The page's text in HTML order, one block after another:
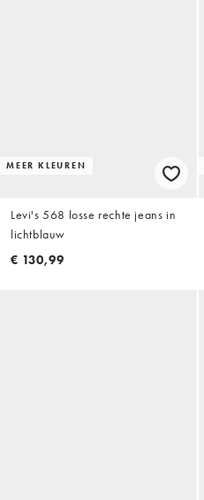
MEER KLEUREN
Levi's 568 losse rechte jeans in
lichtblauw
€ 130,99